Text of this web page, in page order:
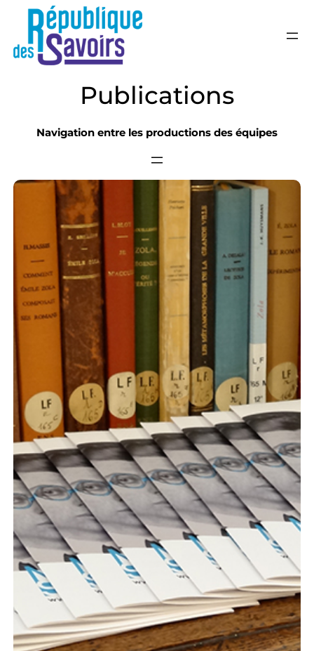
République
Laboratoire transdisciplinaire du
Publications
Navigation entre les productions des équipes